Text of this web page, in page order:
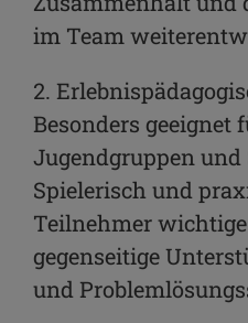
im Team
2.
Besonders geeignet
Jugendgruppen
Spielerisch und
Teilnehmer
gegenseitige
und